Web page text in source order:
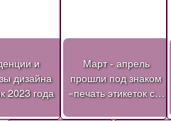
и
дизайна
2023 года
Март - апрель
прошли под знаком
«печать этикеток с…